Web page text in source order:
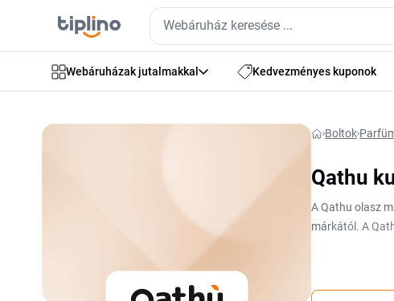
Webáruházak jutalmakkal Kedvezményes kuponok
Boltok
Qathu
A Qathu olasz
márkától. A